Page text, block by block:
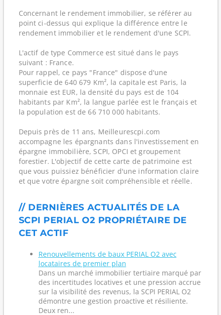
Concernant le rendement immobilier, se référer au
point ci-dessus qui explique la différence entre le
rendement immobilier et le rendement d'une SCPI.
L'actif de type Commerce est situé dans le pays
suivant : France.
Pour rappel, ce pays "France" dispose d'une
superficie de 640 679 Km², la capitale est Paris, la
monnaie est EUR, la densité du pays est de 104
habitants par Km², la langue parlée est le français et
la population est de 66 710 000 habitants.
Depuis près de 11 ans, Meilleurescpi.com
accompagne les épargnants dans l'investissement en
épargne immobilière, SCPI, OPCI et groupement
forestier. L'objectif de cette carte de patrimoine est
que vous puissiez bénéficier d'une information claire
et que votre épargne soit compréhensible et réelle.
// DERNIÈRES ACTUALITÉS DE LA
SCPI PERIAL O2 PROPRIÉTAIRE DE
CET ACTIF
Renouvellements de baux PERIAL O2 avec
locataires de premier plan
Dans un marché immobilier tertiaire marqué par
des incertitudes locatives et une pression accrue
sur la visibilité des revenus, la SCPI PERIAL O2
démontre une gestion proactive et résiliente.
Deux ren...